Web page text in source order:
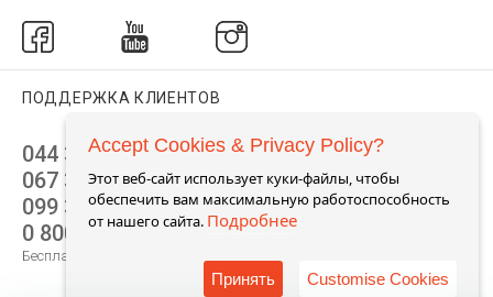
ПОДДЕРЖКА КЛИЕНТОВ
044 392 44 45
067 344 14 44 (viber)
099 399 23 80
0 800 305 805
Бесплатно по Украине
Accept Cookies & Privacy Policy?
Этот веб-сайт использует куки-файлы, чтобы
обеспечить вам максимальную работоспособность
от нашего сайта. Подробнее
Принять Customise Cookies